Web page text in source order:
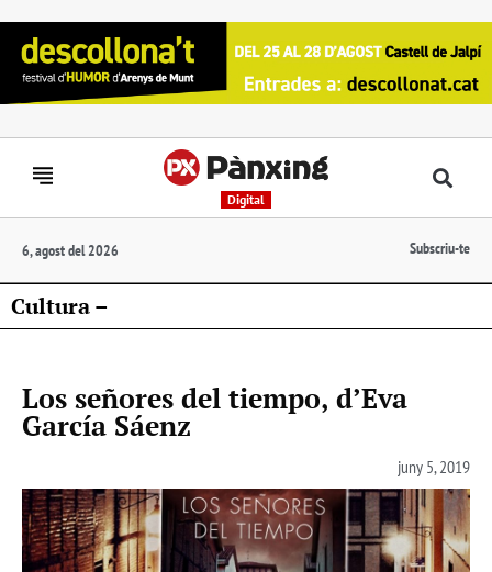
Digital
6, agost del 2026 Subscriu-te
Cultura –
Los señores del tiempo, d’Eva
García Sáenz
juny 5, 2019